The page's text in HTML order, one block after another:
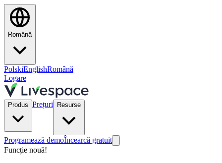
Română
PolskiEnglishRomână
Logare
Produs Prețuri Resurse
Programează demoÎncearcă gratuit
Funcție nouă!